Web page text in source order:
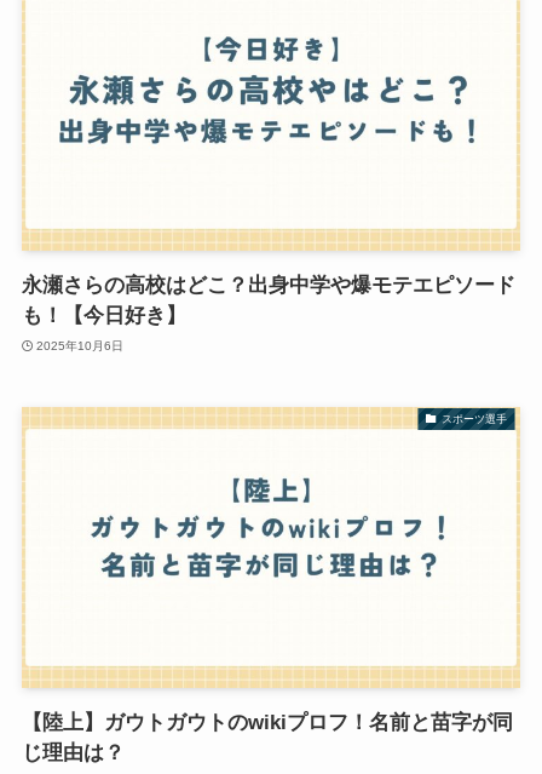
永瀬さらの高校はどこ？出身中学や爆モテエピソード
も！【今日好き】
2025年10月6日
スポーツ選手
【陸上】ガウトガウトのwikiプロフ！名前と苗字が同
じ理由は？